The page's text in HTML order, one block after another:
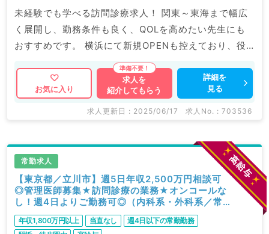
未経験でも学べる訪問診療求人！ 関東～東海まで幅広
く展開し、勤務条件も良く、QOLを高めたい先生にも
おすすめです。 横浜にて新規OPENも控えており、役
職採用なども検討可。 状況に合わせ、条件提示をいた
だけますので、ぜひご検討ください。 マイナビ
DOCTORでは病院やクリニックなどの医療機関求人は
もちろんのこと、 掲載情報以外にも産業医等の企業系
にお問合せ下さい。
お気に入り
求人を
紹介してもらう
詳細を
見る
求人更新日 : 2025/06/17 求人No. : 703536
常勤求人
【東京都／立川市】週5日年収2,500万円相談可
◎管理医師募集★訪問診療の業務★オンコールな
し！週4日よりご勤務可◎（内科系・外科系／常
勤）
年収1,800万円以上 当直なし
週4日以下の常勤勤務